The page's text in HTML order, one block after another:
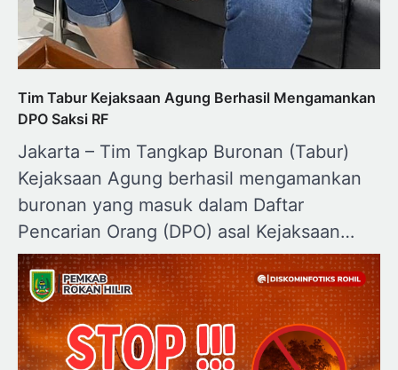
Tim Tabur Kejaksaan Agung Berhasil Mengamankan
DPO Saksi RF
Jakarta – Tim Tangkap Buronan (Tabur)
Kejaksaan Agung berhasil mengamankan
buronan yang masuk dalam Daftar
Pencarian Orang (DPO) asal Kejaksaan…